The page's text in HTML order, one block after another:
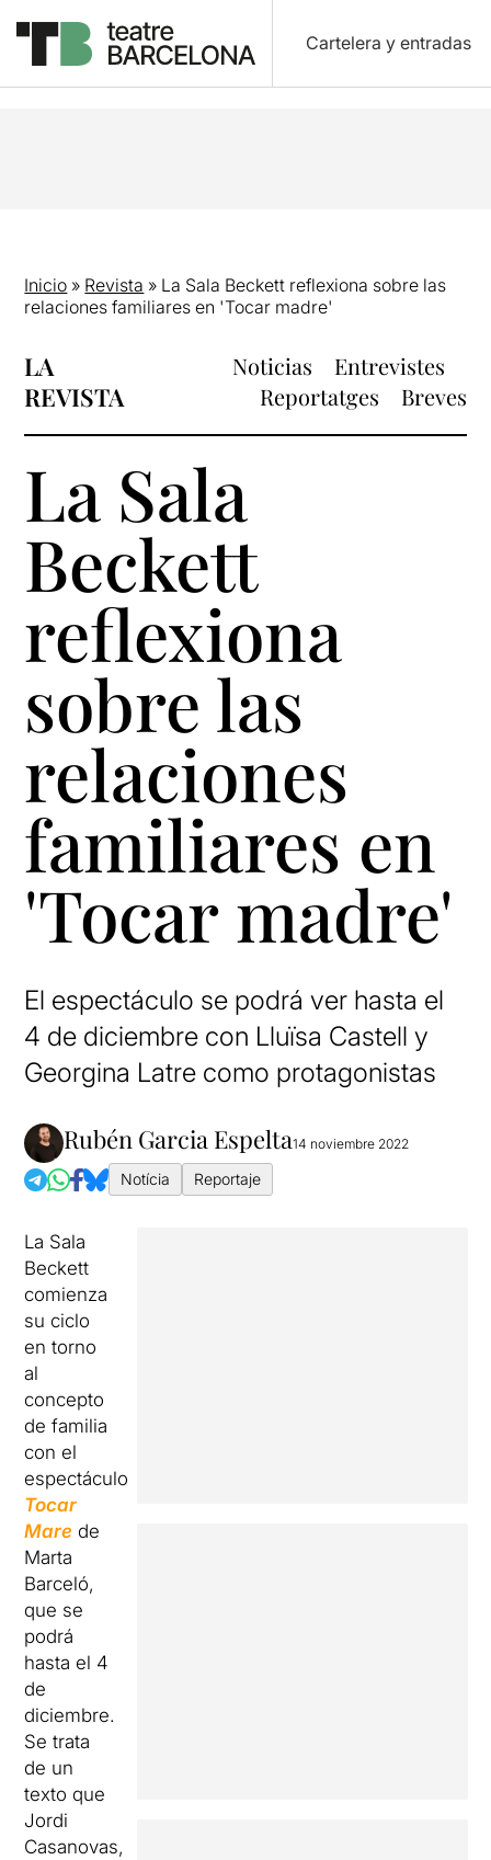
Cartelera y entradas
Inicio » Revista » La Sala Beckett reflexiona sobre las
relaciones familiares en 'Tocar madre'
LA
REVISTA
Noticias
Entrevistes
Reportatges
Breves
La Sala
Beckett
reflexiona
sobre las
relaciones
familiares en
'Tocar madre'
El espectáculo se podrá ver hasta el
4 de diciembre con Lluïsa Castell y
Georgina Latre como protagonistas
Rubén Garcia Espelta14 noviembre 2022
Notícia Reportaje
La Sala
Beckett
comienza
su ciclo
en torno
al
concepto
de familia
con el
espectáculo
Tocar
Mare de
Marta
Barceló,
que se
podrá
hasta el 4
de
diciembre.
Se trata
de un
texto que
Jordi
Casanovas,